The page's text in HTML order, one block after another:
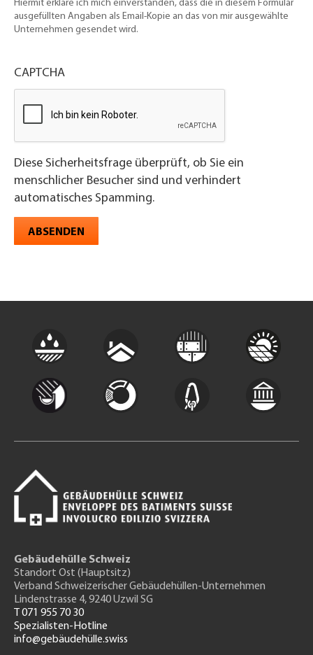
Hiermit erkläre ich mich einverstanden, dass die in diesem Formular
ausgefüllten Angaben als Email-Kopie an das von mir ausgewählte
Unternehmen gesendet wird.
CAPTCHA
Diese Sicherheitsfrage überprüft, ob Sie ein
menschlicher Besucher sind und verhindert
automatisches Spamming.
ABSENDEN
Gebäudehülle Schweiz
Standort Ost (Hauptsitz)
Verband Schweizerischer Gebäudehüllen-Unternehmen
Lindenstrasse 4, 9240 Uzwil SG
T 071 955 70 30
Spezialisten-Hotline
info@gebäudehülle.swiss